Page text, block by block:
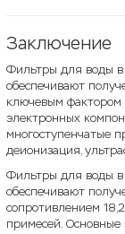
Заключение
Фильтры для воды в
обеспечивают
ключевым фактором
электронных
многоступенчатые
деионизация,
Фильтры для воды в
обеспечивают
сопротивлением
примесей.